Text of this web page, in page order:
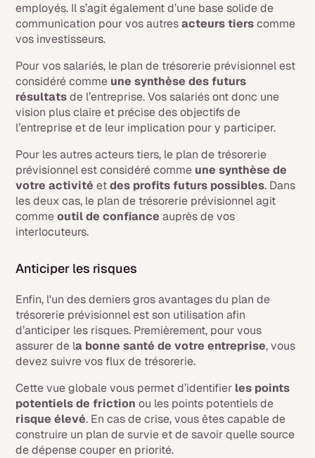
employés. Il s’agit également d’une base solide de
communication pour vos autresacteurs tierscomme
vos investisseurs.
Pour vos salariés, le plan de trésorerie prévisionnel est
considéré comme une synthèse des futurs
résultatsde l’entreprise. Vos salariés ont donc une
vision plus claire et précise des objectifs de
l’entreprise et de leur implication pour y participer.
Pour les autres acteurs tiers, le plan de trésorerie
prévisionnel est considéré comme une synthèse de
votre activité etdes profits futurs possibles. Dans
les deux cas, le plan de trésorerie prévisionnel agit
commeoutil de confianceauprès de vos
interlocuteurs.
Anticiper les risques
Enfin, l'un des derniers gros avantages du plan de
trésorerie prévisionnel est son utilisation afin
d’anticiper les risques. Premièrement, pour vous
assurer de la bonne santé de votre entreprise, vous
devez suivre vos flux de trésorerie.
Cette vue globale vous permet d’identifier les points
potentiels de friction ou les points potentiels de
risque élevé. En cas de crise, vous êtes capable de
construire un plan de survie et de savoir quelle source
de dépense couper en priorité.